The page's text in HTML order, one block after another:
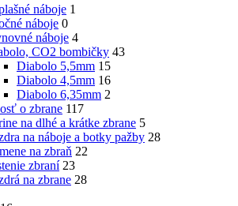
náboje 1
náboje 0
náboje 4
CO2 bombičky 43
Diabolo 5,5mm 15
Diabolo 4,5mm 16
Diabolo 6,35mm 2
o zbrane 117
na dlhé a krátke zbrane 5
na náboje a botky pažby 28
na zbraň 22
zbraní 23
na zbrane 28